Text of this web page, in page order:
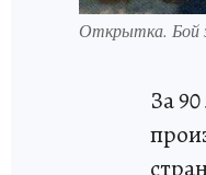
Открытка. Бой
За